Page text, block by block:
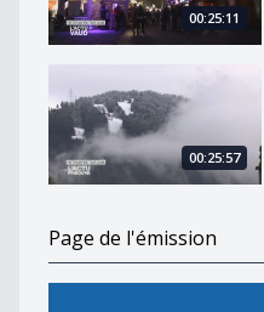
00:25:11
00:25:57
Page de l'émission